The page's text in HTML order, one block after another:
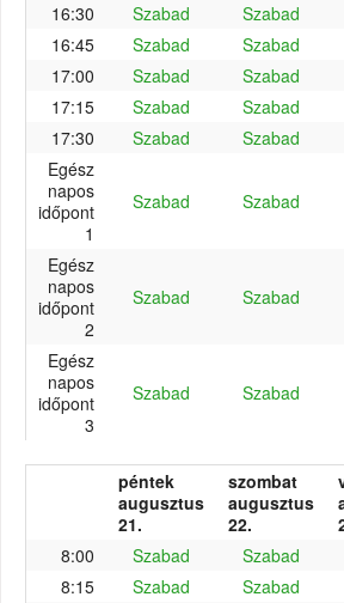
16:30 Szabad Szabad
16:45
Szabad Szabad
17:00
Szabad Szabad
17:15
Szabad Szabad
17:30
Szabad Szabad
Egész
napos
időpont
1
Szabad Szabad
Egész
napos
időpont
2
Szabad Szabad
Egész
napos
időpont
3
Szabad Szabad
péntek
augusztus
21.
szombat
augusztus
22.
8:00
Szabad Szabad
8:15
Szabad Szabad